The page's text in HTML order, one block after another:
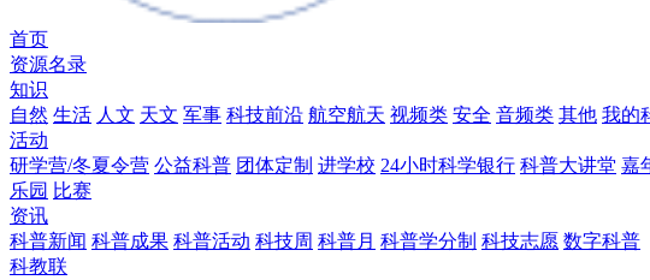
首页
资源名录
知识
自然 生活 人文 天文 军事 科技前沿 航空航天 视频类 安全 音频类 其他 我的
活动
研学营/冬夏令营 公益科普 团体定制 进学校 24小时科学银行 科普大讲堂 嘉
乐园 比赛
资讯
科普新闻 科普成果 科普活动 科技周 科普月 科普学分制 科技志愿 数字科普
科教联